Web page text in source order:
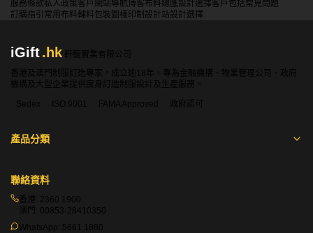
服務條款私人政策客戶 網站導航博客布料總匯設計選擇客戶包括常見問題
訂購指引 常用布料輔料包裝 圖樣印制 設計站設計選擇
iGift.hk
軒龍實業有限公司
香港及澳門制服訂造專家，成立逾18年，專為金融機構、物業管理公司、政府
機構及大型企業提供度身訂造制服設計及生產服務。
Sedex
ISO 9001 FAMA Approved 政府認可
產品分類
聯絡資料
香港: 2360 1900
澳門: 00853-28410350
WhatsApp: 5661 1880